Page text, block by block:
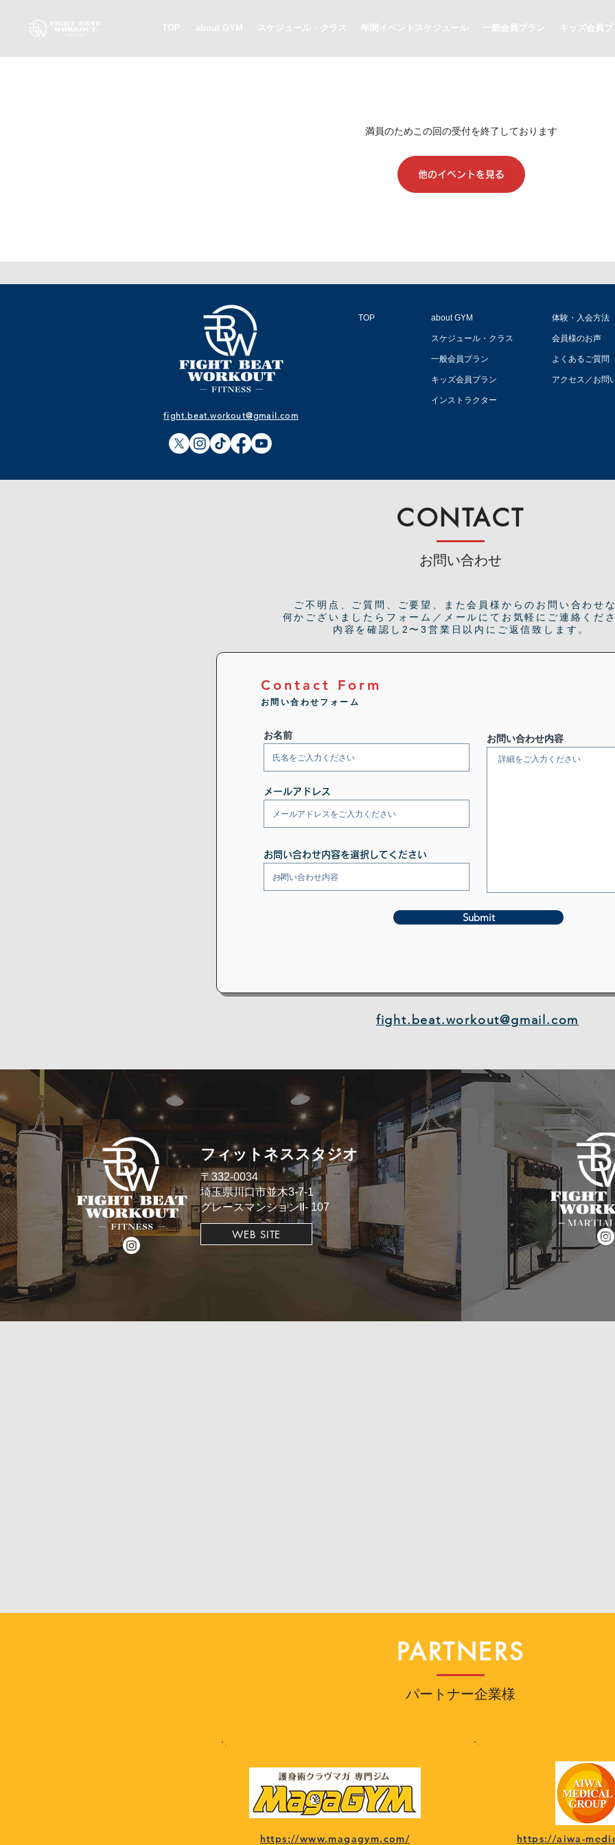
TOP about GYM スケジュール・クラス 年間イベントスケジュール 一般会員プラン キッズ会員
満員のためこの回の受付を終了しております
他のイベントを見る
TOP about GYM
スケジュール・クラス
一般会員プラン
キッズ会員プラン
インストラクター
体験・入会方法
会員様のお声
よくあるご質問
アクセス／お問
fight.beat.workout@gmail.com
CONTACT
お問い合わせ
ご不明点、ご質問、ご要望、また会員様からのお問い合わせ
何かございましたらフォーム／メールにてお気軽にご連絡くだ
内容を確認し2〜3営業日以内にご返信致します。
Contact Form
お問い合わせフォーム
お名前
メールアドレス
お問い合わせ内容を選択してください
お問い合わせ内容
Submit
fight.beat.workout@gmail.com
​フィットネススタジオ
​〒332-0034
埼玉県川口市並木3-7-1
​グレースマンションII- 107
WEB SITE
PARTNERS
パートナー企業様
https://www.magagym.com/ https://aiwa-